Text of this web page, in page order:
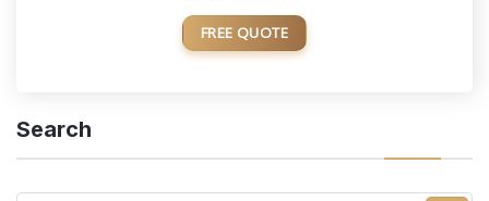
FREE QUOTE
Search